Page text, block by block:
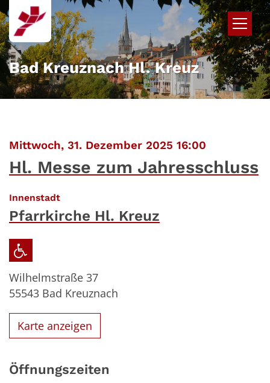
Zum Inhalt springen
Bad Kreuznach Hl. Kreuz
Mittwoch, 31. Dezember 2025 16:00
Hl. Messe zum Jahresschluss
Innenstadt:
Pfarrkirche Hl. Kreuz
Wilhelmstraße 37
55543 Bad Kreuznach
Karte anzeigen
Öffnungszeiten